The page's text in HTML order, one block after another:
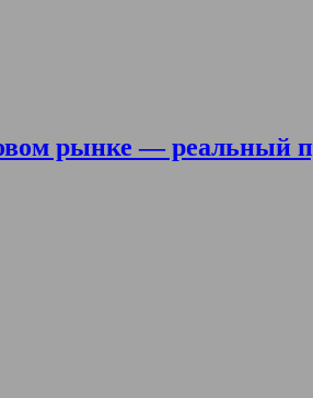
рынке — реальный